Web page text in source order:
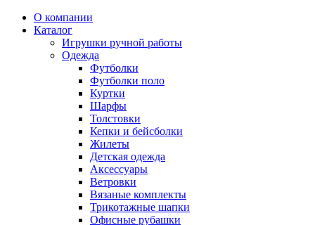
О компании
Каталог
Игрушки ручной работы
Одежда
Футболки
Футболки поло
Куртки
Шарфы
Толстовки
Кепки и бейсболки
Жилеты
Детская одежда
Аксессуары
Ветровки
Вязаные комплекты
Трикотажные шапки
Офисные рубашки